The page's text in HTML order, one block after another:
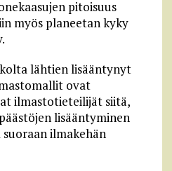
pitoisuus
myös planeetan kyky
lähtien lisääntynyt
ovat
ilmastotieteilijät siitä,
lisääntyminen
ilmakehän